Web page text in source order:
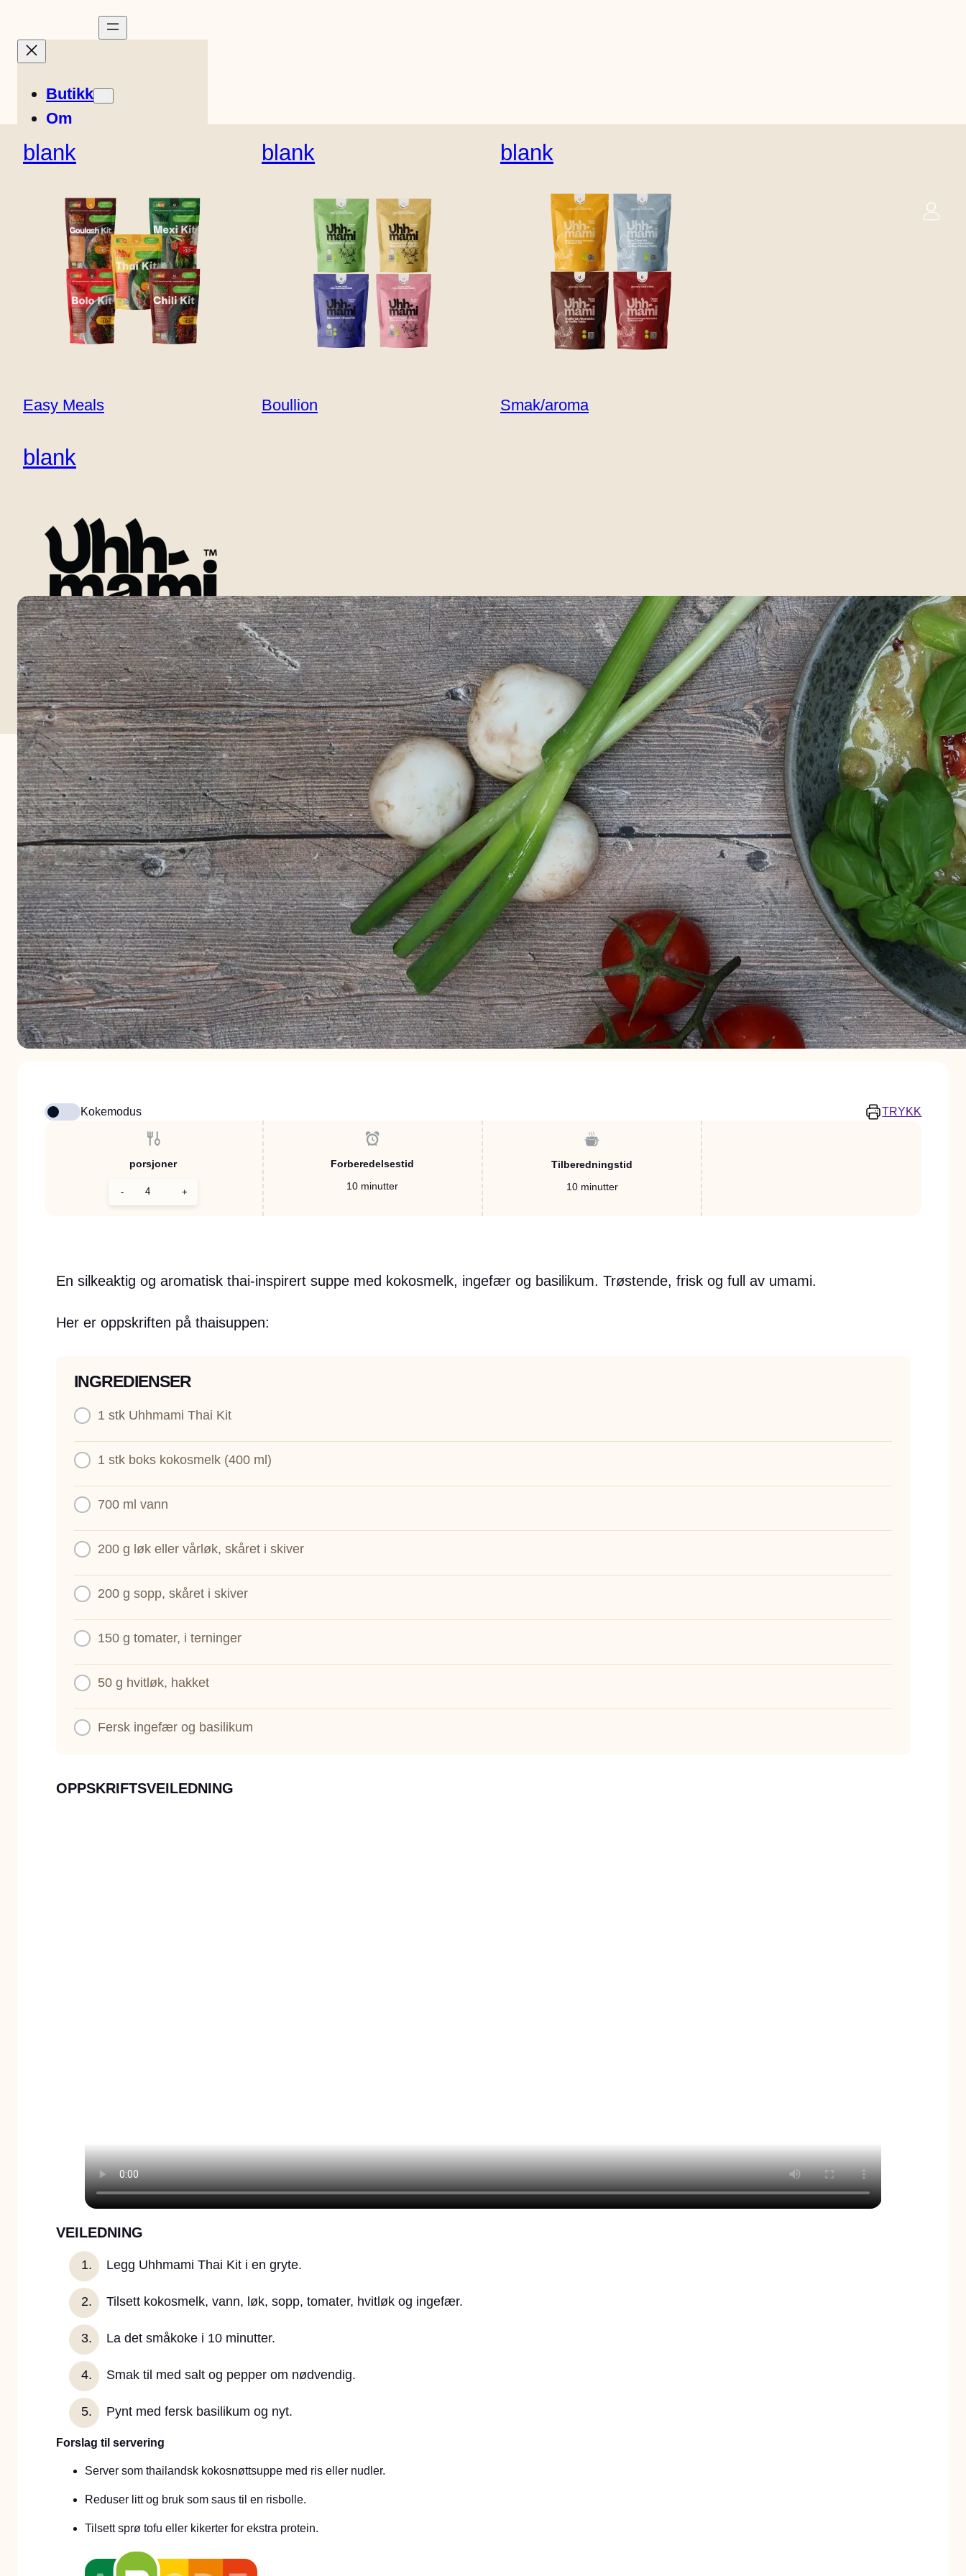
Butikk
blank
Easy Meals
blank
Boullion
blank
Smak/aroma
blank
Handle alle produkter
Om
Historier
Oppskrifter
Butikkens
beliggenhet
Engelsk (USA) Nederlandsk Spansk
Finsk
THAI SOUP - Kremet og velduftende
En silkeaktig og aromatisk thai-inspirert suppe med kokosmelk, ingefær og basilikum. Trøstende, frisk og full av umami. Her får du oppskriften
Kokemodus TRYKK
porsjoner
- +
Forberedelsestid
10 minutter
Tilberedningstid
10 minutter
En silkeaktig og aromatisk thai-inspirert suppe med kokosmelk, ingefær og basilikum. Trøstende, frisk og full av umami.
Her er oppskriften på thaisuppen:
INGREDIENSER
1 stk Uhhmami Thai Kit
1 stk boks kokosmelk (400 ml)
700 ml vann
200 g løk eller vårløk, skåret i skiver
200 g sopp, skåret i skiver
150 g tomater, i terninger
50 g hvitløk, hakket
Fersk ingefær og basilikum
OPPSKRIFTSVEILEDNING
VEILEDNING
Legg Uhhmami Thai Kit i en gryte.
Tilsett kokosmelk, vann, løk, sopp, tomater, hvitløk og ingefær.
La det småkoke i 10 minutter.
Smak til med salt og pepper om nødvendig.
Pynt med fersk basilikum og nyt.
Forslag til servering
Server som thailandsk kokosnøttsuppe med ris eller nudler.
Reduser litt og bruk som saus til en risbolle.
Tilsett sprø tofu eller kikerter for ekstra protein.